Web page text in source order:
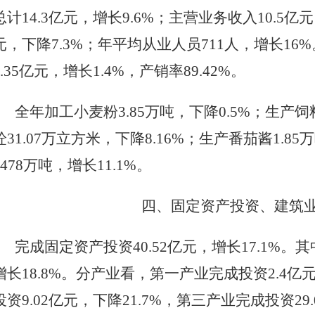
计14.3亿元，增长9.6%；主营业务收入10.5亿
，下降7.3%；年平均从业人员711人，增长
亿元，增长1.4%，产销率89.42%。
全年加工小麦粉3.85万吨， 下降0.5%；生产饲
31.07万立方米， 下降8.16%；生产番茄酱1.85万
万吨，增长11.1%。
四、固定资产投资、建筑
完成固定资产投资40.52亿元，增长17.1%。其
长18.8%。分产业看，第一产业完成投资2.4亿
资9.02亿元，下降21.7%，第三产业完成投资